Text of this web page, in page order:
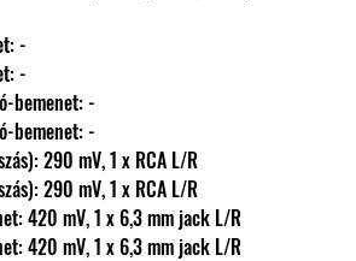
-
-
bemenet: -
bemenet: -
(lejátszás): 290 mV, 1 x RCA L/R
(lejátszás): 290 mV, 1 x RCA L/R
AUX bemenet: 420 mV, 1 x 6,3 mm jack L/R
AUX bemenet: 420 mV, 1 x 6,3 mm jack L/R